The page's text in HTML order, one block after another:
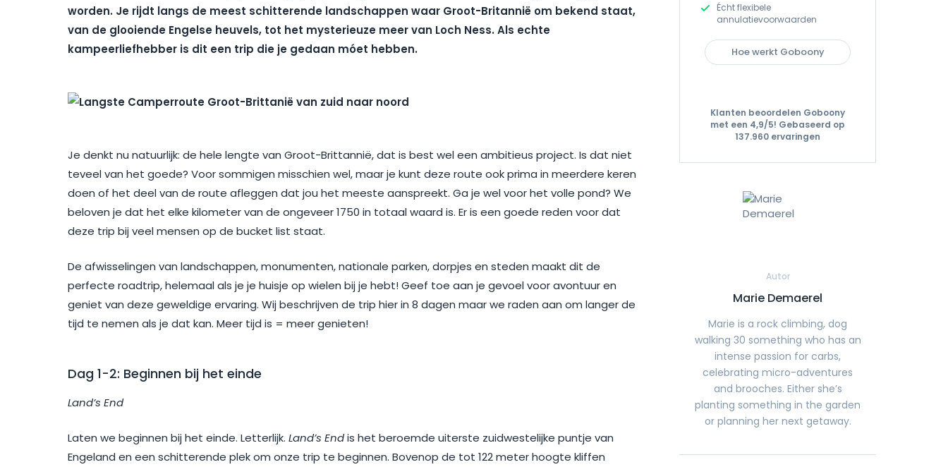
worden. Je rijdt langs de meest schitterende landschappen waar Groot-Britannië om bekend staat,
van de glooiende Engelse heuvels, tot het mysterieuze meer van Loch Ness. Als echte
kampeerliefhebber is dit een trip die je gedaan móet hebben.
Je denkt nu natuurlijk: de hele lengte van Groot-Brittannië, dat is best wel een ambitieus project. Is dat niet
teveel van het goede? Voor sommigen misschien wel, maar je kunt deze route ook prima in meerdere keren
doen of het deel van de route afleggen dat jou het meeste aanspreekt. Ga je wel voor het volle pond? We
beloven je dat het elke kilometer van de ongeveer 1750 in totaal waard is. Er is een goede reden voor dat
deze trip bij veel mensen op de bucket list staat.
De afwisselingen van landschappen, monumenten, nationale parken, dorpjes en steden maakt dit de
perfecte roadtrip, helemaal als je je huisje op wielen bij je hebt! Geef toe aan je gevoel voor avontuur en
geniet van deze geweldige ervaring. Wij beschrijven de trip hier in 8 dagen maar we raden aan om langer de
tijd te nemen als je dat kan. Meer tijd is = meer genieten!
Dag 1-2: Beginnen bij het einde
Land’s End
Laten we beginnen bij het einde. Letterlijk. Land’s Endis het beroemde uiterste zuidwestelijke puntje van
Engeland en een schitterende plek om onze trip te beginnen. Bovenop de tot 122 meter hoogte kliffen
Écht flexibele
annulatievoorwaarden
Hoe werkt Goboony
Klanten beoordelen Goboony
met een 4,9/5! Gebaseerd op
137.960 ervaringen
Autor
Marie Demaerel
Marie is a rock climbing, dog
walking 30 something who has an
intense passion for carbs,
celebrating micro-adventures
and brooches. Either she’s
planting something in the garden
or planning her next getaway.